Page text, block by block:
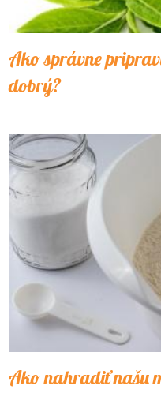
Ako správne
dobrý?
Ako nahradiť našu